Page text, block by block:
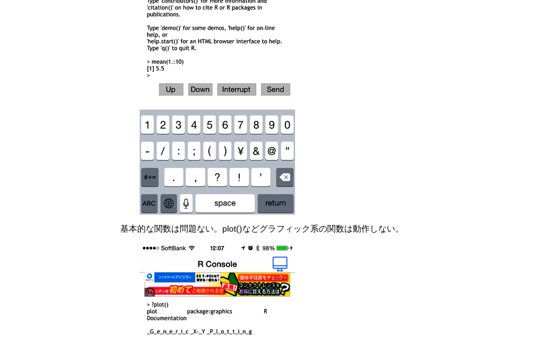
基本的な関数は問題ない。plot()などグラフィック系の関数は動作しない。